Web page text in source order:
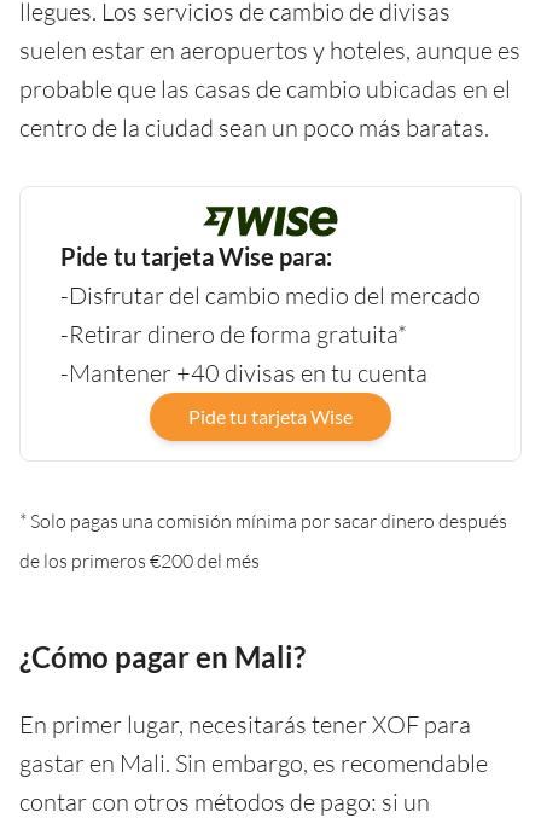
llegues. Los servicios de cambio de divisas
suelen estar en aeropuertos y hoteles, aunque es
probable que las casas de cambio ubicadas en el
centro de la ciudad sean un poco más baratas.
Pide tu tarjeta Wise para:
-Disfrutar del cambio medio del mercado
-Retirar dinero de forma gratuita*
-Mantener +40 divisas en tu cuenta
Pide tu tarjeta Wise
* Solo pagas una comisión mínima por sacar dinero después
de los primeros €200 del més
¿Cómo pagar en Mali?
En primer lugar, necesitarás tener XOF para
gastar en Mali. Sin embargo, es recomendable
contar con otros métodos de pago: si un